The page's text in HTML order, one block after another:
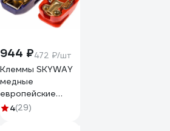
IP20, 77x42x18мм,
белый, пластик
944 ₽472 ₽/шт
Клеммы SKYWAY
медные
европейские
быстросъёмные
4(29)